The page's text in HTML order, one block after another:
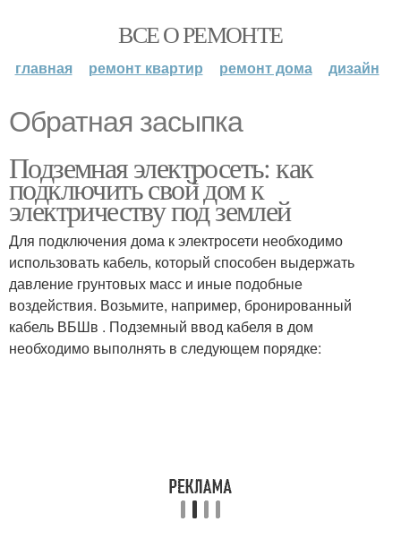
ВСЕ О РЕМОНТЕ
главная ремонт квартир ремонт дома дизайн
Обратная засыпка
Подземная электросеть: как
подключить свой дом к
электричеству под землей
Для подключения дома к электросети необходимо
использовать кабель, который способен выдержать
давление грунтовых масс и иные подобные
воздействия. Возьмите, например, бронированный
кабель ВБШв . Подземный ввод кабеля в дом
необходимо выполнять в следующем порядке: